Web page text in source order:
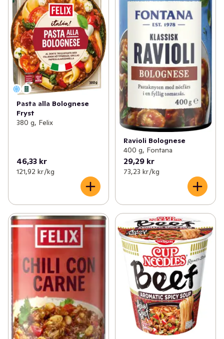
Pasta alla Bolognese
Fryst
380 g, Felix
46,33 kr
121,92 kr /kg
Ravioli Bolognese
400 g, Fontana
29,29 kr
73,23 kr /kg